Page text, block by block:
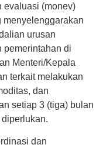
evaluasi (monev)
menyelenggarakan
urusan
pemerintahan di
Menteri/Kepala
terkait melakukan
dan
setiap 3 (tiga) bulan
dan